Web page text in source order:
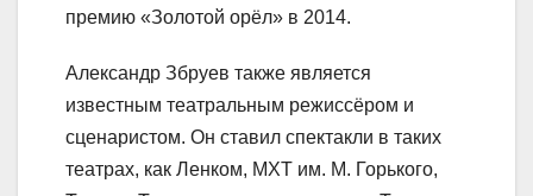
премию «Золотой орёл» в 2014.
Александр Збруев также является
известным театральным режиссёром и
сценаристом. Он ставил спектакли в таких
театрах, как Ленком, МХТ им. М. Горького,